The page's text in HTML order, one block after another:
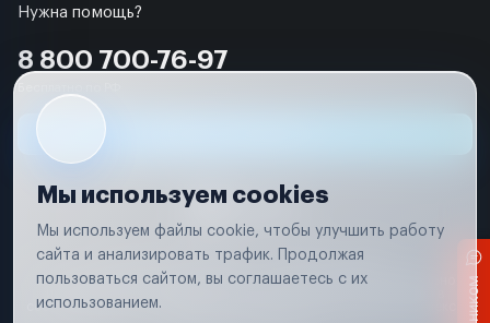
Нужна помощь?
8 800 700-76-97
Условия использования
Удаление аккаунта
Вся информация, представленная на сайте, носит исключительно
соответствии с положениями статьи 437 (п. 2) Гражданского кодекса
Мы используем cookies
Мы используем файлы cookie, чтобы улучшить работу
сайта и анализировать трафик. Продолжая
пользоваться сайтом, вы соглашаетесь с их
использованием.